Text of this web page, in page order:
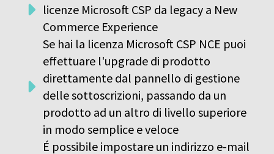
licenze Microsoft CSP da legacy a New
Commerce Experience
Se hai la licenza Microsoft CSP NCE puoi
effettuare l'upgrade di prodotto
direttamente dal pannello di gestione
delle sottoscrizioni, passando da un
prodotto ad un altro di livello superiore
in modo semplice e veloce
É possibile impostare un indirizzo e-mail